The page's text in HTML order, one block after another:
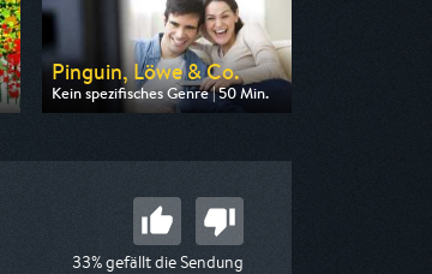
Pinguin, Löwe & Co.
Kein spezifisches Genre | 50 Min.
Ausgestrahlt von WDR
33% gefällt die Sendung